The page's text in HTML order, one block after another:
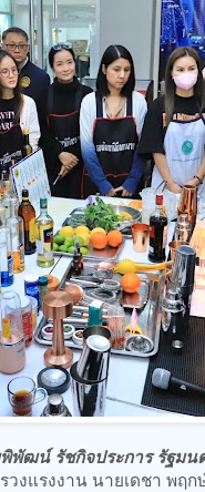
พัฒน์ รัชกิจประการ รัฐมน
วงแรงงาน นายเดชา พ